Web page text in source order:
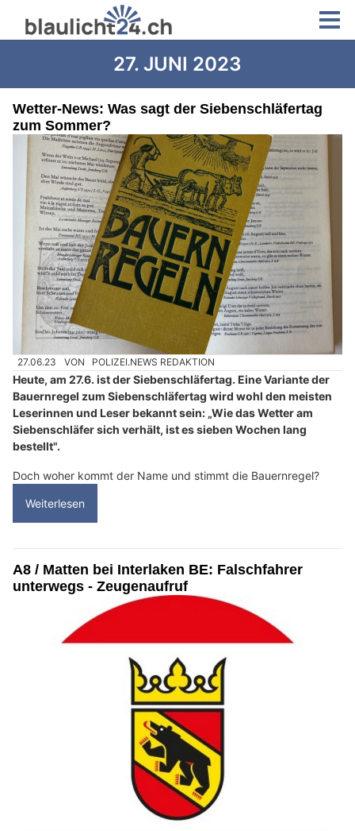
27. JUNI 2023
Wetter-News: Was sagt der Siebenschläfertag
zum Sommer?
27.06.23 VON POLIZEI.NEWS REDAKTION
Heute, am 27.6. ist der Siebenschläfertag. Eine Variante der
Bauernregel zum Siebenschläfertag wird wohl den meisten
Leserinnen und Leser bekannt sein: „Wie das Wetter am
Siebenschläfer sich verhält, ist es sieben Wochen lang
bestellt".
Doch woher kommt der Name und stimmt die Bauernregel?
Weiterlesen
A8 / Matten bei Interlaken BE: Falschfahrer
unterwegs - Zeugenaufruf